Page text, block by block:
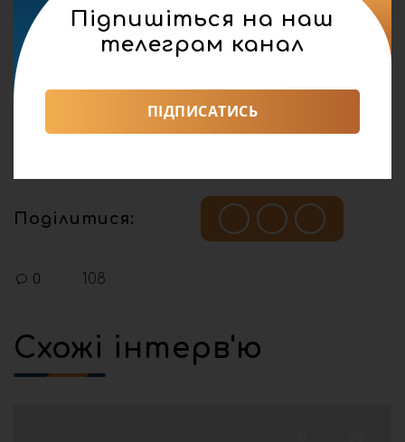
Олена Лещенко
Поділитися:
0 108
Схожі інтерв'ю
Підпишіться на наш
телеграм канал
ПІДПИСАТИСЬ